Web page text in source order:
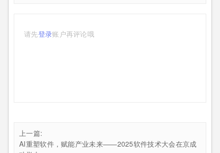
请先登录账户再评论哦
上一篇:
AI重塑软件，赋能产业未来——2025软件技术大会在京成